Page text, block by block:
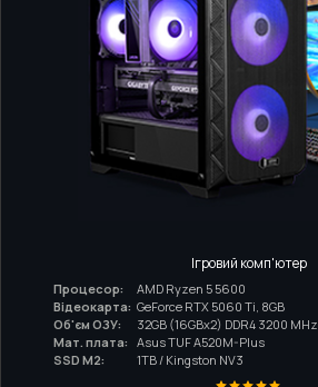
Ігровий комп'ютер
Процесор:
AMD Ryzen 5 5600
Відеокарта: GeForce RTX 5060 Ti, 8GB
Об'єм ОЗУ:
32GB (16GBx2) DDR4 3200 MHz
Мат. плата:
Asus TUF A520M-Plus
SSD M2:
1TB / Kingston NV3